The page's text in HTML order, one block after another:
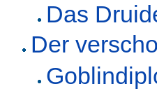
Das
Der